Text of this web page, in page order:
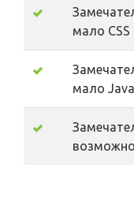
мало
мало